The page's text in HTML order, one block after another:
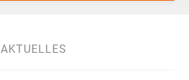
AKTUELLES